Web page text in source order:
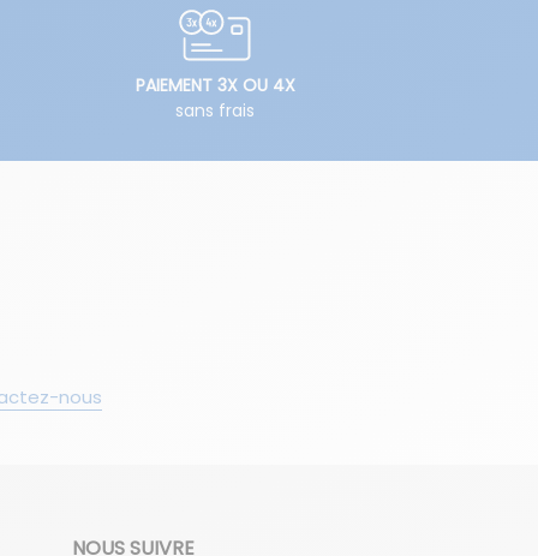
nous
PAIEMENT 3X OU 4X
sans frais
NOUS SUIVRE